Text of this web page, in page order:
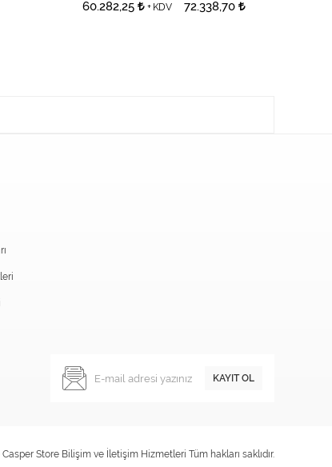
60.282,25 + KDV 72.338,70
KAYIT OL
Store Bilişim ve İletişim Hizmetleri Tüm hakları saklıdır.